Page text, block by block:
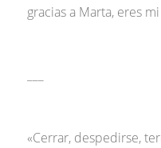
gracias a Marta, eres
«Cerrar, despedirse,